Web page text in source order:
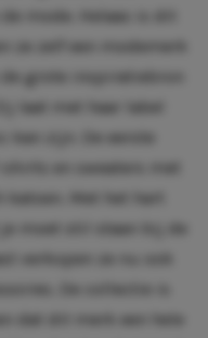
mode. Helaas is dit
ze zelf een modemerk
grote inspiratiebron
laat met haar label
zijn. De eerste
en sweaters met
Met het hart
moet stil staan bij de
verkopen ze nu ook
De collectie is
dat dit merk een hele